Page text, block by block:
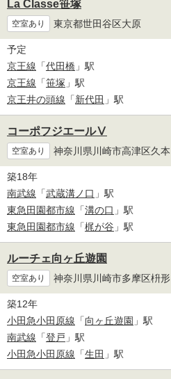
La Classe笹塚
空室あり 東京都世田谷区大原
予定
京王線 「代田橋 」駅
京王線 「笹塚 」駅
京王井の頭線 「新代田 」駅
コーポフジエールⅤ
空室あり 神奈川県川崎市高津区久本
築18年
南武線 「武蔵溝ノ口 」駅
東急田園都市線 「溝の口 」駅
東急田園都市線 「梶が谷 」駅
ルーチェ向ヶ丘遊園
空室あり 神奈川県川崎市多摩区枡形
築12年
小田急小田原線 「向ヶ丘遊園 」駅
南武線 「登戸 」駅
小田急小田原線 「生田 」駅